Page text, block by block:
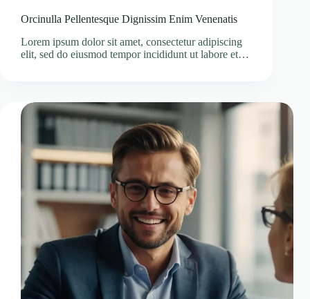
Orcinulla Pellentesque Dignissim Enim Venenatis
Lorem ipsum dolor sit amet, consectetur adipiscing
elit, sed do eiusmod tempor incididunt ut labore et…